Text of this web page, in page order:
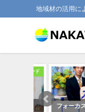
地域材の活用に
フォーカス徳島